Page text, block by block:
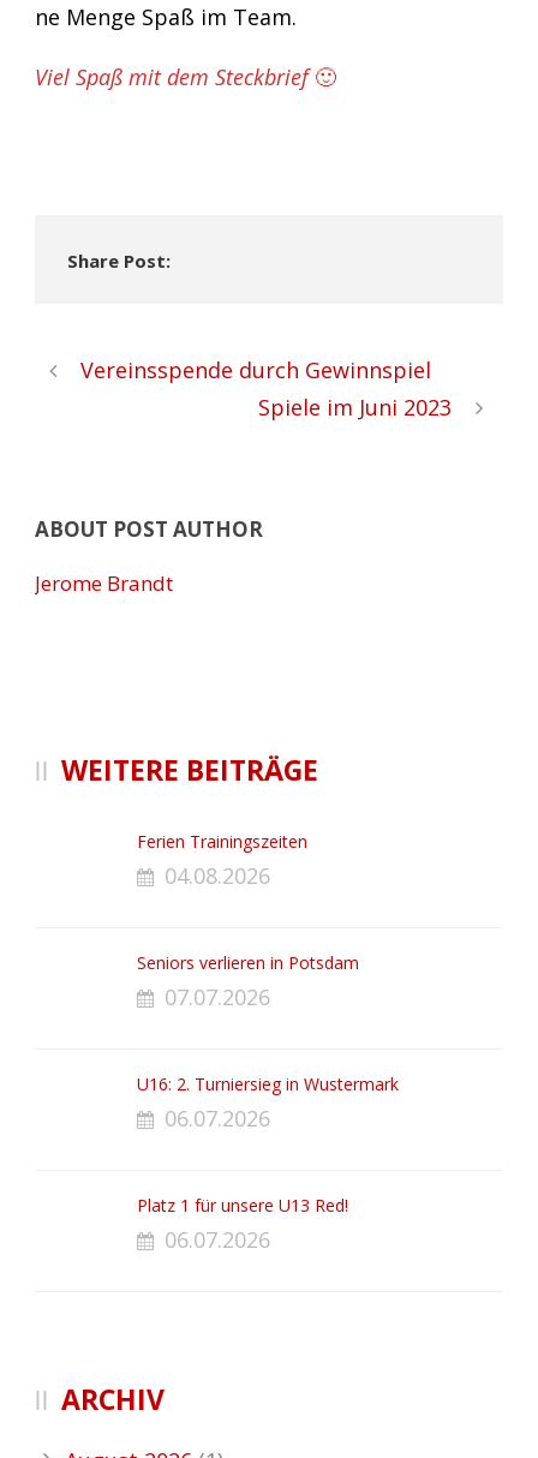
ne Menge Spaß im Team.
Viel Spaß mit dem Steckbrief🙂
Share Post:
Vereinsspende durch Gewinnspiel
Spiele im Juni 2023
ABOUT POST AUTHOR
Jerome Brandt
WEITERE BEITRÄGE
Ferien Trainingszeiten
04.08.2026
Seniors verlieren in Potsdam
07.07.2026
U16: 2. Turniersieg in Wustermark
06.07.2026
Platz 1 für unsere U13 Red!
06.07.2026
ARCHIV